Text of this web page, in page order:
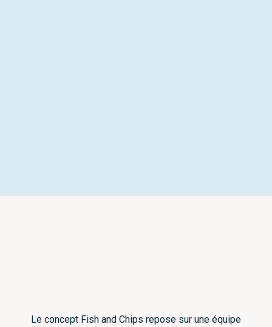
Le concept Fish and Chips repose sur une équipe